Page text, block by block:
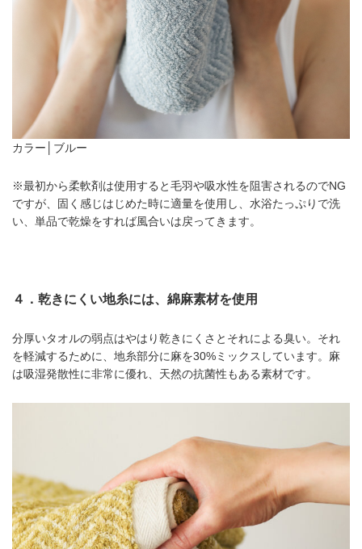
カラー│ブルー
※最初から柔軟剤は使用すると毛羽や吸水性を阻害されるのでNG
ですが、固く感じはじめた時に適量を使用し、水浴たっぷりで洗
い、単品で乾燥をすれば風合いは戻ってきます。
４．乾きにくい地糸には、綿麻素材を使用
分厚いタオルの弱点はやはり乾きにくさとそれによる臭い。それ
を軽減するために、地糸部分に麻を30%ミックスしています。麻
は吸湿発散性に非常に優れ、天然の抗菌性もある素材です。